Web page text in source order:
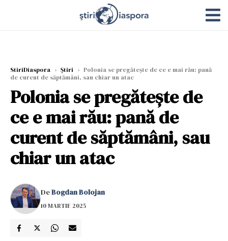
StiriDiaspora › Știri › Polonia se pregătește de ce e mai rău: pană
de curent de săptămâni, sau chiar un atac
Polonia se pregătește de
ce e mai rău: pană de
curent de săptămâni, sau
chiar un atac
DeBogdan Bolojan
10 MARTIE 2025